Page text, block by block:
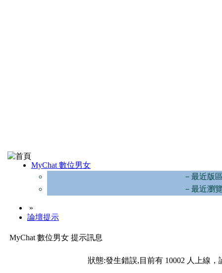
MyChat 數位男女
－最近版
－最近瀏
»
論壇提示
MyChat 數位男女 提示訊息
狀態:發生錯誤,目前有 10002 人上線